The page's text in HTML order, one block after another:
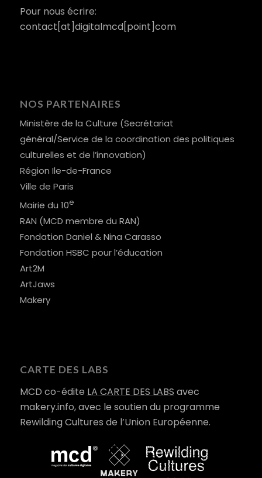
Pour nous écrire:
contact[at]digitalmcd[point]com
NOS PARTENAIRES
Ministère de la Culture (Secrétariat
général/Service de la coordination des politiques
culturelles et de l’innovation)
Région Ile-de-France
Ville de Paris
Mairie du 10e
RAN (MCD membre du RAN)
Fondation Daniel & Nina Carasso
Fondation HSBC pour l’éducation
Art2M
ArtJaws
Makery
CARTE DES LABS
MCD co-édite LA CARTE DES LABS avec
makery.info, avec le soutien du programme
Rewilding Cultures de l’Union Européenne.